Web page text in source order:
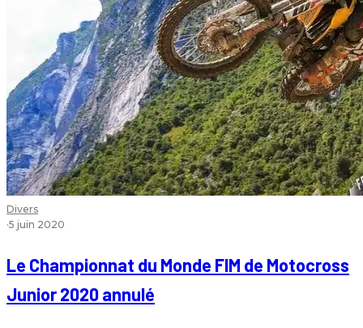
Divers
·5 juin 2020
Le Championnat du Monde FIM de Motocross
Junior 2020 annulé